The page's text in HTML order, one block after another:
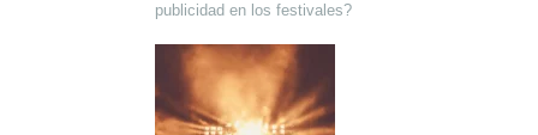
publicidad en los festivales?